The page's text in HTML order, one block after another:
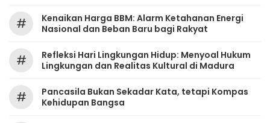
#
Kenaikan Harga BBM: Alarm Ketahanan Energi
Nasional dan Beban Baru bagi Rakyat
#
Refleksi Hari Lingkungan Hidup: Menyoal Hukum
Lingkungan dan Realitas Kultural di Madura
#
Pancasila Bukan Sekadar Kata, tetapi Kompas
Kehidupan Bangsa